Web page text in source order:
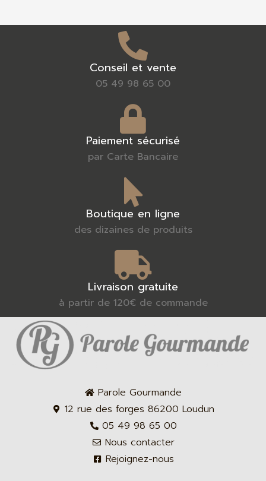
Conseil et vente
05 49 98 65 00
Paiement sécurisé
par Carte Bancaire
Boutique en ligne
des dizaines de produits
Livraison gratuite
à partir de 120€ de commande
Parole Gourmande
12 rue des forges 86200 Loudun
05 49 98 65 00
Nous contacter
Rejoignez-nous